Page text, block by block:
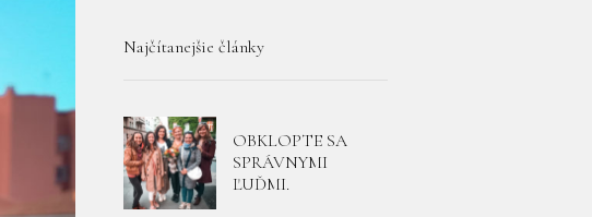
Najčítanejšie články
OBKLOPTE SA
SPRÁVNYMI
ĽUĎMI.